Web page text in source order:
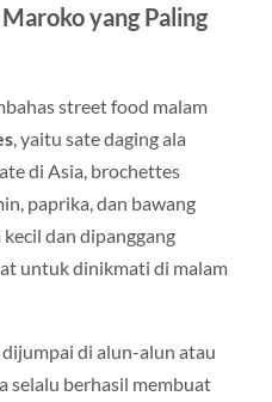
yang Paling
street food malam
, yaitu sate daging ala
di Asia, brochettes
paprika, dan bawang
dan dipanggang
untuk dinikmati di malam
di alun-alun atau
selalu berhasil membuat